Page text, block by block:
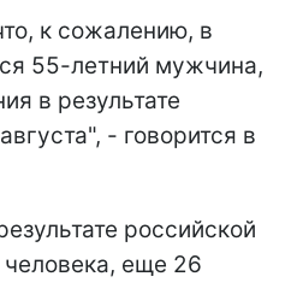
к сожалению, в
55-летний мужчина,
в результате
- говорится в
российской
человека, еще 26